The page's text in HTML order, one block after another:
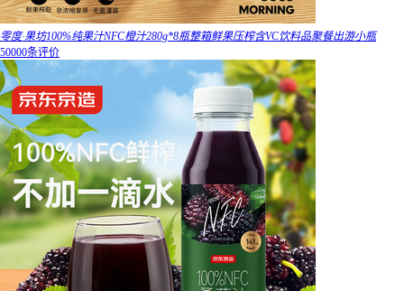
零度·果坊100%纯果汁NFC橙汁280g*8瓶整箱鲜果压榨含VC饮料品聚餐出游小瓶
50000条评价